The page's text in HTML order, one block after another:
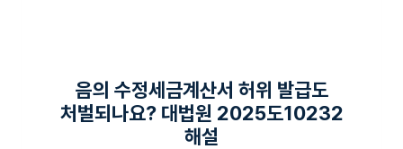
음의 수정세금계산서 허위 발급도
처벌되나요? 대법원 2025도10232
해설